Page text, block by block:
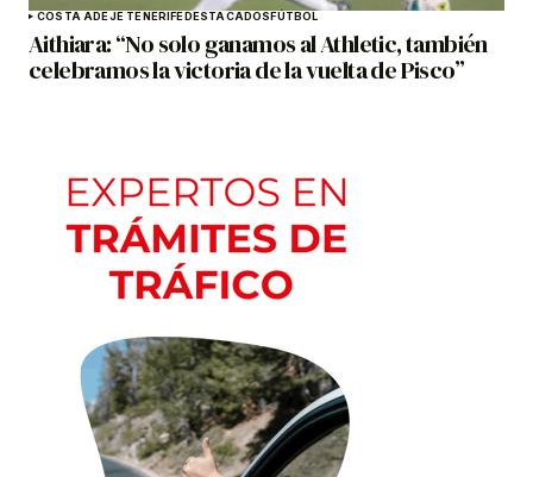
COSTA ADEJE TENERIFEDESTACADOSFÚTBOL
Aithiara: “No solo ganamos al Athletic, también
celebramos la victoria de la vuelta de Pisco”